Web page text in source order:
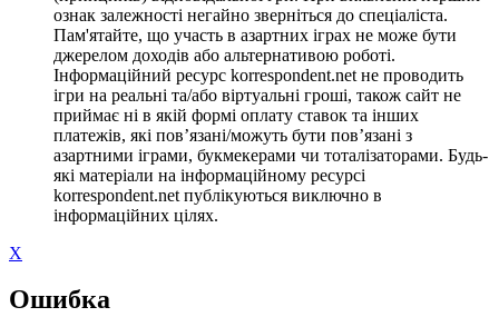
ознак залежності негайно зверніться до спеціаліста.
Пам'ятайте, що участь в азартних іграх не може бути
джерелом доходів або альтернативою роботі.
Інформаційний ресурс korrespondent.net не проводить
ігри на реальні та/або віртуальні гроші, також сайт не
приймає ні в якій формі оплату ставок та інших
платежів, які пов’язані/можуть бути пов’язані з
азартними іграми, букмекерами чи тоталізаторами. Будь-
які матеріали на інформаційному ресурсі
korrespondent.net публікуються виключно в
інформаційних цілях.
X
Ошибка